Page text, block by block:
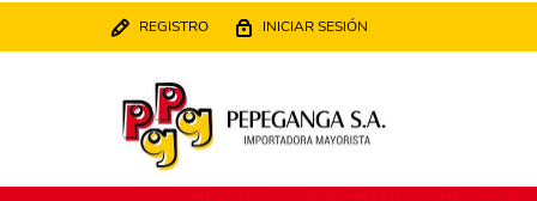
REGISTRO INICIAR SESIÓN